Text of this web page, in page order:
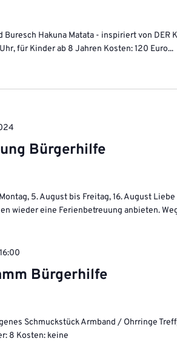
Hakuna Matata - inspiriert von DER
für Kinder ab 8 Jahren Kosten: 120 Euro...
Bürgerhilfe
5. August bis Freitag, 16. August
wieder eine Ferienbetreuung anbieten.
Bürgerhilfe
16:00
Schmuckstück Armband / Ohrringe
8 Kosten: keine